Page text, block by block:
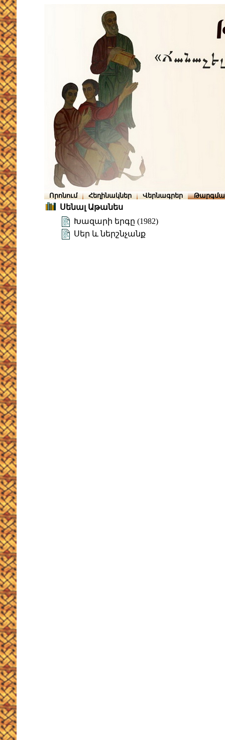
Որոնում Հեղինակներ Վերնագրեր
Սենալ Աթանես
Խազարի երգը (1982)
Սեր և ներշնչանք